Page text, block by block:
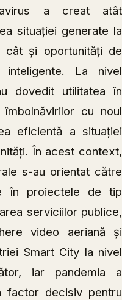
a creat atât
situației generate la
cât și oportunități de
inteligente. La nivel
dovedit utilitatea în
cu noul
eficientă a situației
În acest context,
s-au orientat către
în proiectele de tip
serviciilor publice,
video aeriană și
Smart City la nivel
iar pandemia a
factor decisiv pentru